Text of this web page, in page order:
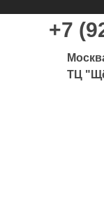
+7
ТЦ